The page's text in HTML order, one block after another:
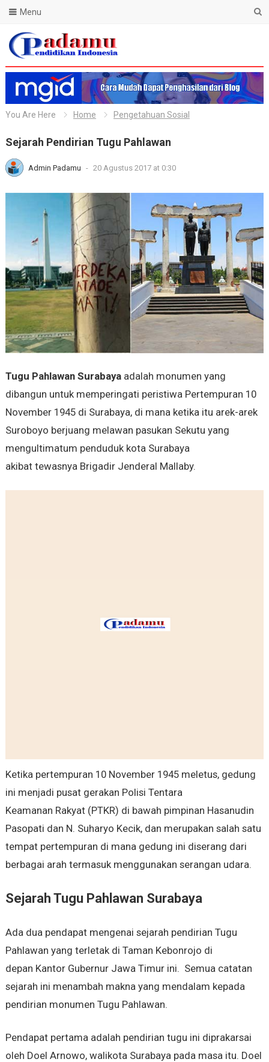
Blog Padamu
Menu
You Are Here Home Pengetahuan Sosial
Sejarah Pendirian Tugu Pahlawan
Admin Padamu - 20 Agustus 2017 at 0:30
Tugu Pahlawan Surabayaadalah monumen yang
dibangun untuk memperingati peristiwa Pertempuran 10
November 1945 di Surabaya, di mana ketika itu arek-arek
Suroboyo berjuang melawan pasukan Sekutu yang
mengultimatum penduduk kota Surabaya
akibat tewasnya Brigadir Jenderal Mallaby.
Ketika pertempuran 10 November 1945 meletus, gedung
ini menjadi pusat gerakan Polisi Tentara
Keamanan Rakyat (PTKR) di bawah pimpinan Hasanudin
Pasopati dan N. Suharyo Kecik, dan merupakan salah satu
tempat pertempuran di mana gedung ini diserang dari
berbagai arah termasuk menggunakan serangan udara.
Sejarah Tugu Pahlawan Surabaya
Ada dua pendapat mengenai sejarah pendirian Tugu
Pahlawan yang terletak di Taman Kebonrojo di
depan Kantor Gubernur Jawa Timur ini. Semua catatan
sejarah ini menambah makna yang mendalam kepada
pendirian monumen Tugu Pahlawan.
Pendapat pertama adalah pendirian tugu ini diprakarsai
oleh Doel Arnowo, walikota Surabaya pada masa itu. Doel